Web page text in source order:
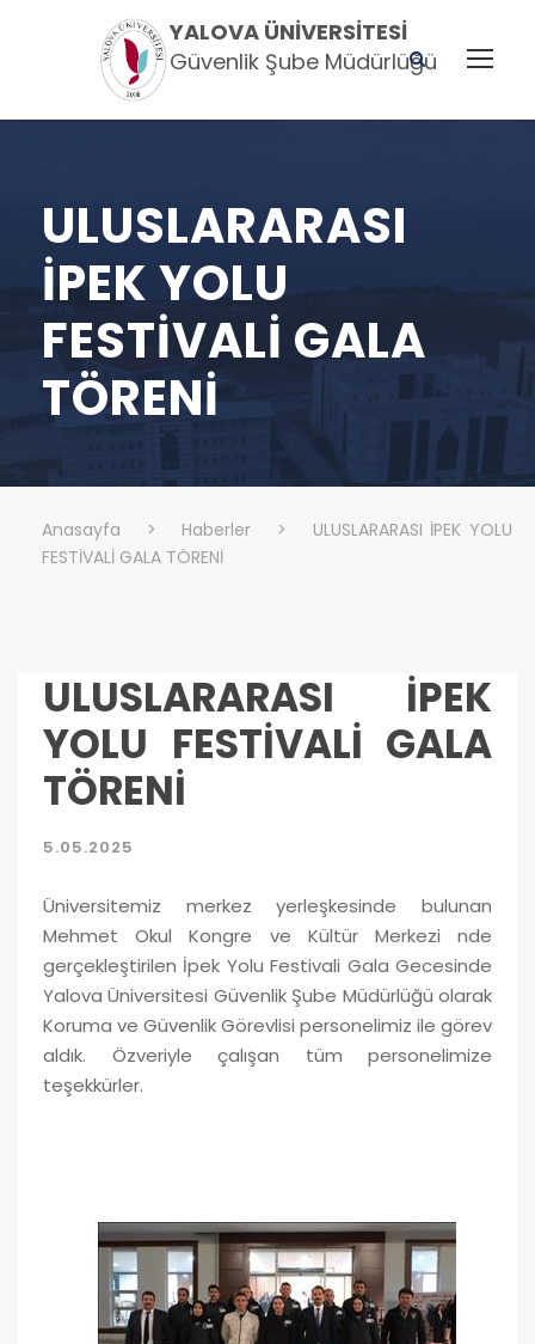
YALOVA ÜNIVERSITESI
Güvenlik Şube Müdürlüğü
ULUSLARARASI
İPEK YOLU
FESTİVALİ GALA
TÖRENİ
Anasayfa > Haberler >
ULUSLARARASI İPEK YOLU
FESTİVALİ GALA TÖRENİ
ULUSLARARASI İPEK
YOLU FESTİVALİ GALA
TÖRENİ
5.05.2025
Üniversitemiz merkez yerleşkesinde bulunan
Mehmet Okul Kongre ve Kültür Merkezi nde
gerçekleştirilen İpek Yolu Festivali Gala Gecesinde
Yalova Üniversitesi Güvenlik Şube Müdürlüğü olarak
Koruma ve Güvenlik Görevlisi personelimiz ile görev
aldık. Özveriyle çalışan tüm personelimize
teşekkürler.